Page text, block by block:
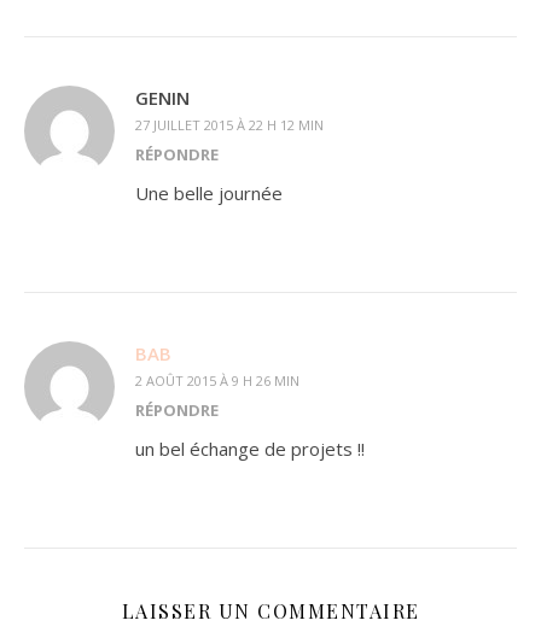
GENIN
27 JUILLET 2015 À 22 H 12 MIN
RÉPONDRE
Une belle journée
BAB
2 AOÛT 2015 À 9 H 26 MIN
RÉPONDRE
un bel échange de projets !!
LAISSER UN COMMENTAIRE